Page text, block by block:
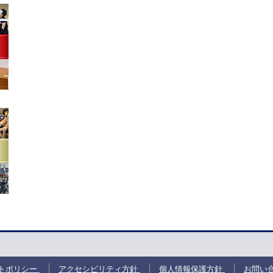
ポリシー アクセシビリティ方針 個人情報保護方針 お問い